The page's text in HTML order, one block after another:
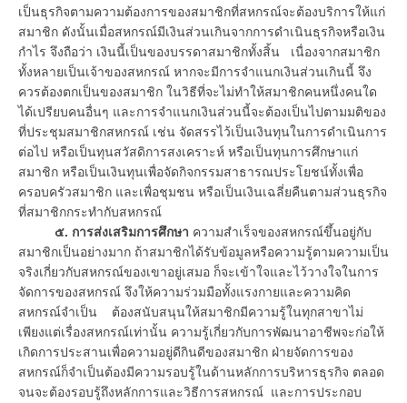
เป็นธุรกิจตามความต้องการของสมาชิกที่สหกรณ์จะต้องบริการให้แก่
สมาชิก ดังนั้นเมื่อสหกรณ์มีเงินส่วนเกินจากการดำเนินธุรกิจหรือเงิน
กำไร จึงถือว่า เงินนี้เป็นของบรรดาสมาชิกทั้งสิ้น เนื่องจากสมาชิก
ทั้งหลายเป็นเจ้าของสหกรณ์ หากจะมีการจำแนกเงินส่วนเกินนี้ จึง
ควรต้องตกเป็นของสมาชิก ในวิธีที่จะไม่ทำให้สมาชิกคนหนึ่งคนใด
ได้เปรียบคนอื่นๆ และการจำแนกเงินส่วนนี้จะต้องเป็นไปตามมติของ
ที่ประชุมสมาชิกสหกรณ์ เช่น จัดสรรไว้เป็นเงินทุนในการดำเนินการ
ต่อไป หรือเป็นทุนสวัสดิการสงเคราะห์ หรือเป็นทุนการศึกษาแก่
สมาชิก หรือเป็นเงินทุนเพื่อจัดกิจกรรมสาธารณประโยชน์ทั้งเพื่อ
ครอบครัวสมาชิก และเพื่อชุมชน หรือเป็นเงินเฉลี่ยคืนตามส่วนธุรกิจ
ที่สมาชิกกระทำกับสหกรณ์
๕. การส่งเสริมการศึกษา ความสำเร็จของสหกรณ์ขึ้นอยู่กับ
สมาชิกเป็นอย่างมาก ถ้าสมาชิกได้รับข้อมูลหรือความรู้ตามความเป็น
จริงเกี่ยวกับสหกรณ์ของเขาอยู่เสมอ ก็จะเข้าใจและไว้วางใจในการ
จัดการของสหกรณ์ จึงให้ความร่วมมือทั้งแรงกายและความคิด
สหกรณ์จำเป็น ต้องสนับสนุนให้สมาชิกมีความรู้ในทุกสาขาไม่
เพียงแต่เรื่องสหกรณ์เท่านั้น ความรู้เกี่ยวกับการพัฒนาอาชีพจะก่อให้
เกิดการประสานเพื่อความอยู่ดีกินดีของสมาชิก ฝ่ายจัดการของ
สหกรณ์ก็จำเป็นต้องมีความรอบรู้ในด้านหลักการบริหารธุรกิจ ตลอด
จนจะต้องรอบรู้ถึงหลักการและวิธีการสหกรณ์ และการประกอบ